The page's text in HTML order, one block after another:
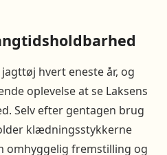
hvert eneste år, og
oplevelse at se Laksens
Selv efter gentagen brug
klædningsstykkerne
omhyggelig fremstilling og